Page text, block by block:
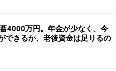
なかなか減らないのが悩み
4000万円。年金が少なく、今
できるか、老後資金は足りるの